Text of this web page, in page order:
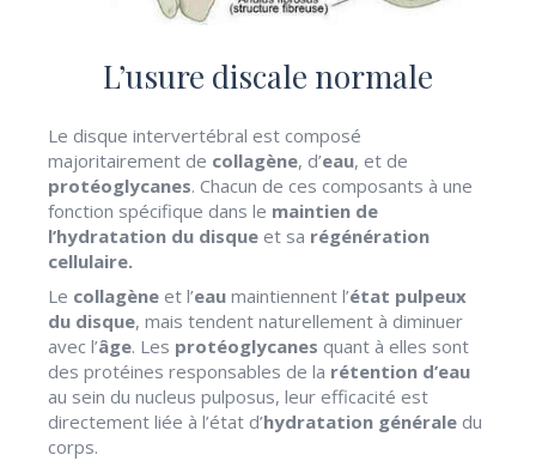
L’usure discale normale
Le disque intervertébral est composé
majoritairement de collagène, d’eau, et de
protéoglycanes. Chacun de ces composants à une
fonction spécifique dans le maintien de
l’hydratation du disque et sa régénération
cellulaire.
Le collagène et l’eau maintiennent l’état pulpeux
du disque, mais tendent naturellement à diminuer
avec l’âge. Les protéoglycanes quant à elles sont
des protéines responsables de la rétention d’eau
au sein du nucleus pulposus, leur efficacité est
directement liée à l’état d’hydratation générale du
corps.